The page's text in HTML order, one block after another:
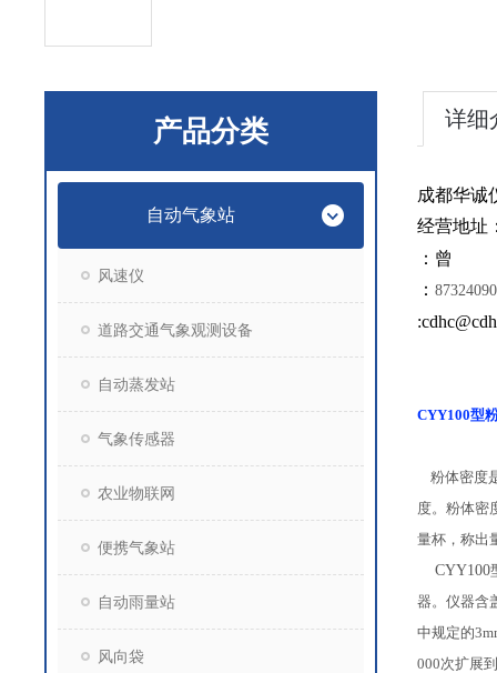
产品分类
自动气象站
风速仪
道路交通气象观测设备
自动蒸发站
气象传感器
农业物联网
便携气象站
自动雨量站
风向袋
详细
成都华诚
经营地址
：曾
：
CYY100型
粉体密度
度。粉体密
量杯，称出
CYY100
器。仪器含
中规定的
000次扩展到